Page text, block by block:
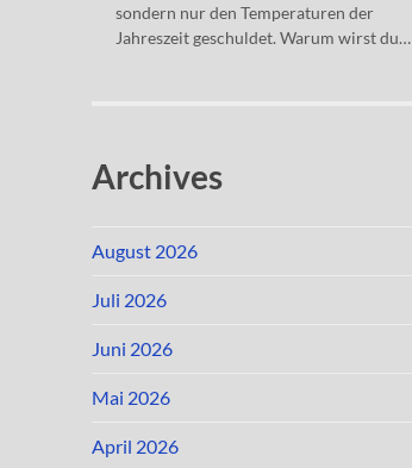
sondern nur den Temperaturen der
Jahreszeit geschuldet. Warum wirst du…
Archives
August 2026
Juli 2026
Juni 2026
Mai 2026
April 2026